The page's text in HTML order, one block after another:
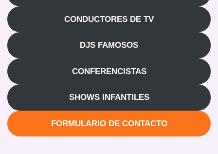
CONDUCTORES DE TV
DJS FAMOSOS
CONFERENCISTAS
SHOWS INFANTILES
FORMULARIO DE CONTACTO